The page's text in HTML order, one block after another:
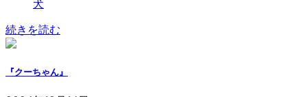
犬
続きを読む
『クーちゃん』